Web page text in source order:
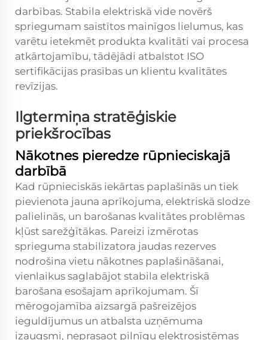
darbības. Stabila elektriskā vide novērš
spriegumam saistītos mainīgos lielumus, kas
varētu ietekmēt produkta kvalitāti vai procesa
atkārtojamību, tādējādi atbalstot ISO
sertifikācijas prasības un klientu kvalitātes
revīzijas.
Ilgtermiņa stratēģiskie
priekšrocības
Nākotnes pieredze rūpnieciskajā
darbībā
Kad rūpnieciskās iekārtas paplašinās un tiek
pievienota jauna aprīkojuma, elektriskā slodze
palielinās, un barošanas kvalitātes problēmas
kļūst sarežģītākas. Pareizi izmērotas
sprieguma stabilizatora jaudas rezerves
nodrošina vietu nākotnes paplašināšanai,
vienlaikus saglabājot stabila elektriskā
barošana esošajam aprīkojumam. Šī
mērogojamība aizsargā pašreizējos
ieguldījumus un atbalsta uzņēmuma
izaugsmi, neprasaot pilnīgu elektrosistēmas